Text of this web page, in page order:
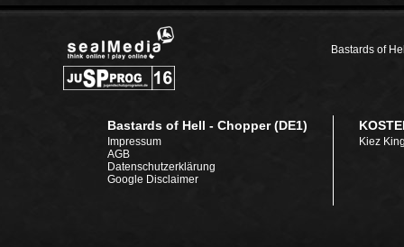
Bastards of
Bastards of Hell - Chopper (DE1)
Impressum
AGB
Datenschutzerklärung
Google Disclaimer
Kiez